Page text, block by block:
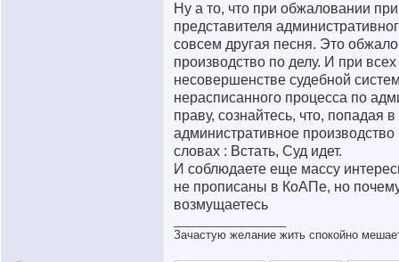
Ну а то, что при обжаловании
представителя
совсем другая песня. Это
производство по делу. И при
несовершенстве судебной
нерасписанного процесса по
праву, сознайтесь, что, попадая в
административное
словах : Встать, Суд идет.
И соблюдаете еще массу
не прописаны в КоАПе, но
возмущаетесь
Зачастую желание жить спокойно